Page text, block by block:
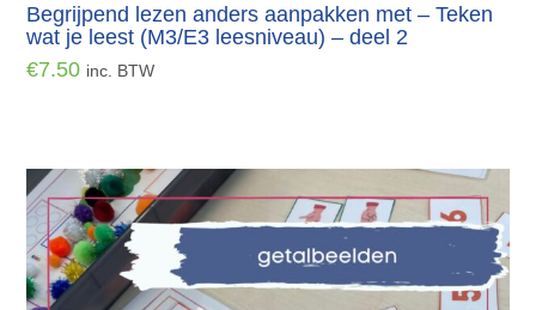
Begrijpend lezen anders aanpakken met – Teken
wat je leest (M3/E3 leesniveau) – deel 2
€7.50 inc. BTW